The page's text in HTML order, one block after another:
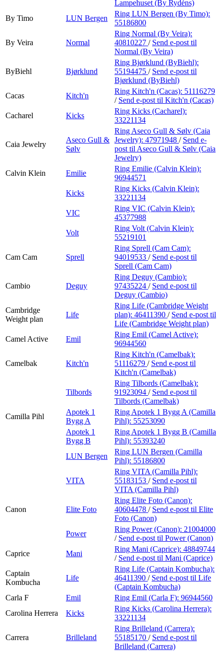
Lampehuset (By Rydéns)
By Timo
LUN Bergen
Ring LUN Bergen (By Timo):
55186800
By Veira Normal
Ring Normal (By Veira):
40810227 / Send e-post til
Normal (By Veira)
ByBiehl Bjørklund
Ring Bjørklund (ByBiehl):
55194475 / Send e-post til
Bjørklund (ByBiehl)
Cacas
Kitch'n
Ring Kitch'n (Cacas): 51116279
/ Send e-post til Kitch'n (Cacas)
Cacharel
Kicks
Ring Kicks (Cacharel):
33221134
Caia Jewelry
Aseco Gull &
Sølv
Ring Aseco Gull & Sølv (Caia
Jewelry): 47971948 / Send e-
post til Aseco Gull & Sølv (Caia
Jewelry)
Calvin Klein
Emilie
Ring Emilie (Calvin Klein):
96944571
Kicks
Ring Kicks (Calvin Klein):
33221134
VIC
Ring VIC (Calvin Klein):
45377988
Volt
Ring Volt (Calvin Klein):
55219101
Cam Cam Sprell
Ring Sprell (Cam Cam):
94019533 / Send e-post til
Sprell (Cam Cam)
Cambio Deguy
Ring Deguy (Cambio):
97435224 / Send e-post til
Deguy (Cambio)
Cambridge
Weight plan
Life
Ring Life (Cambridge Weight
plan): 46411390 / Send e-post til
Life (Cambridge Weight plan)
Camel Active
Emil
Ring Emil (Camel Active):
96944560
Camelbak Kitch'n
Ring Kitch'n (Camelbak):
51116279 / Send e-post til
Kitch'n (Camelbak)
Tilbords
Ring Tilbords (Camelbak):
91923094 / Send e-post til
Tilbords (Camelbak)
Camilla Pihl
Apotek 1
Bygg A
Ring Apotek 1 Bygg A (Camilla
Pihl): 55253090
Apotek 1
Bygg B
Ring Apotek 1 Bygg B (Camilla
Pihl): 55393240
LUN Bergen
Ring LUN Bergen (Camilla
Pihl): 55186800
VITA
Ring VITA (Camilla Pihl):
55183153 / Send e-post til
VITA (Camilla Pihl)
Canon Elite Foto
Ring Elite Foto (Canon):
40604478 / Send e-post til Elite
Foto (Canon)
Power
Ring Power (Canon): 21004000
/ Send e-post til Power (Canon)
Caprice
Mani
Ring Mani (Caprice): 48849744
/ Send e-post til Mani (Caprice)
Captain
Kombucha
Life
Ring Life (Captain Kombucha):
46411390 / Send e-post til Life
(Captain Kombucha)
Carla F
Emil Ring Emil (Carla F): 96944560
Carolina Herrera
Kicks
Ring Kicks (Carolina Herrera):
33221134
Carrera Brilleland
Ring Brilleland (Carrera):
55185170 / Send e-post til
Brilleland (Carrera)